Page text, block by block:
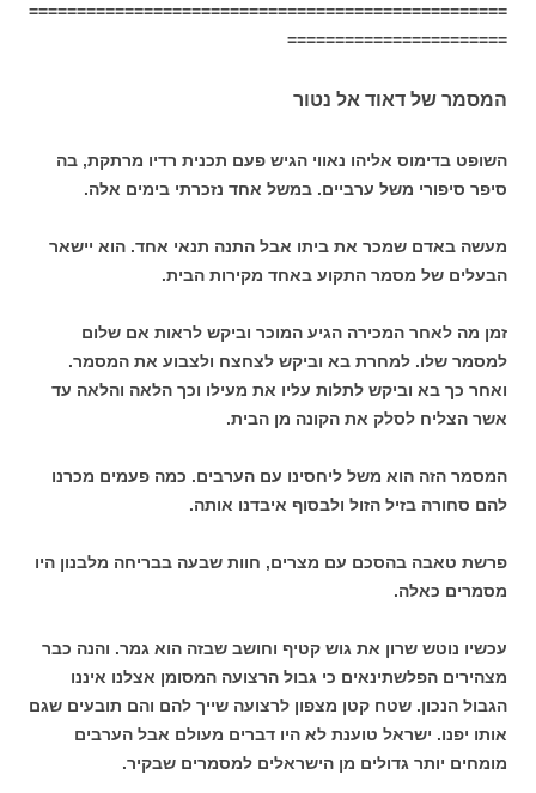
==================================================
=======================
המסמר של דאוד אל נטור
השופט בדימוס אליהו נאווי הגיש פעם תכנית רדיו מרתקת, בה
סיפר סיפורי משל ערביים. במשל אחד נזכרתי בימים אלה.
מעשה באדם שמכר את ביתו אבל התנה תנאי אחד. הוא יישאר
הבעלים של מסמר התקוע באחד מקירות הבית.
זמן מה לאחר המכירה הגיע המוכר וביקש לראות אם שלום
למסמר שלו. למחרת בא וביקש לצחצח ולצבוע את המסמר.
ואחר כך בא וביקש לתלות עליו את מעילו וכך הלאה והלאה עד
אשר הצליח לסלק את הקונה מן הבית.
המסמר הזה הוא משל ליחסינו עם הערבים. כמה פעמים מכרנו
להם סחורה בזיל הזול ולבסוף איבדנו אותה.
פרשת טאבה בהסכם עם מצרים, חוות שבעה בבריחה מלבנון היו
מסמרים כאלה.
עכשיו נוטש שרון את גוש קטיף וחושב שבזה הוא גמר. והנה כבר
מצהירים הפלשתינאים כי גבול הרצועה המסומן אצלנו איננו
הגבול הנכון. שטח קטן מצפון לרצועה שייך להם והם תובעים שגם
אותו יפנו. ישראל טוענת לא היו דברים מעולם אבל הערבים
מומחים יותר גדולים מן הישראלים למסמרים שבקיר.